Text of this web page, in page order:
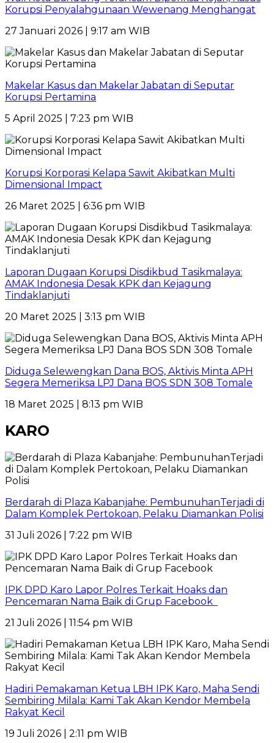
Korupsi Penyalahgunaan Wewenang Menghangat
27 Januari 2026 | 9:17 am WIB
Makelar Kasus dan Makelar Jabatan di Seputar
Korupsi Pertamina
5 April 2025 | 7:23 pm WIB
Korupsi Korporasi Kelapa Sawit Akibatkan Multi
Dimensional Impact
26 Maret 2025 | 6:36 pm WIB
Laporan Dugaan Korupsi Disdikbud Tasikmalaya:
AMAK Indonesia Desak KPK dan Kejagung
Tindaklanjuti
20 Maret 2025 | 3:13 pm WIB
Diduga Selewengkan Dana BOS, Aktivis Minta APH
Segera Memeriksa LPJ Dana BOS SDN 308 Tomale
18 Maret 2025 | 8:13 pm WIB
KARO
Berdarah di Plaza Kabanjahe: PembunuhanTerjadi di
Dalam Komplek Pertokoan, Pelaku Diamankan Polisi
31 Juli 2026 | 7:22 pm WIB
IPK DPD Karo Lapor Polres Terkait Hoaks dan
Pencemaran Nama Baik di Grup Facebook
21 Juli 2026 | 11:54 pm WIB
Hadiri Pemakaman Ketua LBH IPK Karo, Maha Sendi
Sembiring Milala: Kami Tak Akan Kendor Membela
Rakyat Kecil
19 Juli 2026 | 2:11 pm WIB